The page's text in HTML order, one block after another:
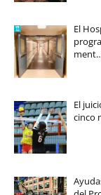
El
El
cinco